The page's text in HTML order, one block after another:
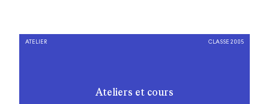
Ateliers et cours
ATELIER CLASSE 2005